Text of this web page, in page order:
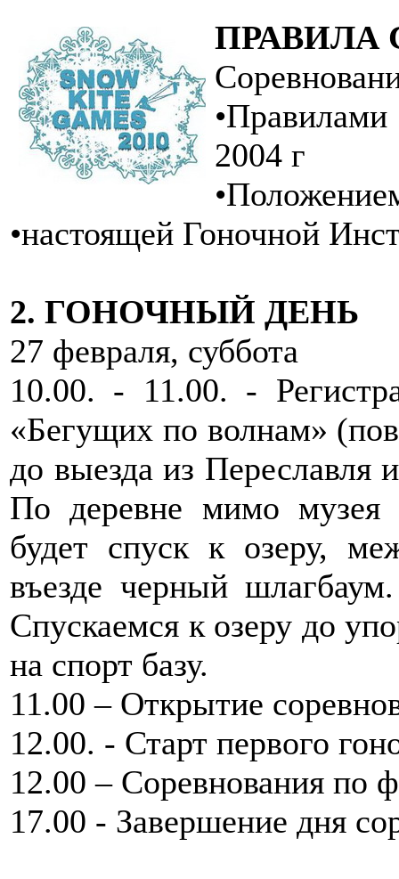
ПРАВИЛА
2004 г
•настоящей Гоночной
2. ГОНОЧНЫЙ ДЕНЬ
27 февраля, суббота
10.00. - 11.00. -
«Бегущих по волнам»
до выезда из Переславля
По деревне мимо
будет спуск к озеру,
въезде черный
Спускаемся к озеру до
на спорт базу.
11.00 – Открытие
12.00. - Старт первого
12.00 – Соревнования по
17.00 - Завершение дня